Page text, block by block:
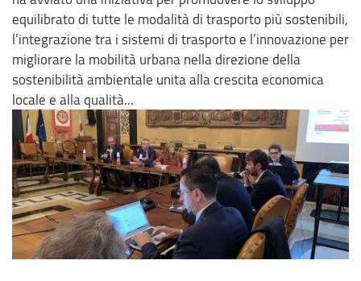
equilibrato di tutte le modalità di trasporto più sostenibili,
l’integrazione tra i sistemi di trasporto e l’innovazione per
migliorare la mobilità urbana nella direzione della
sostenibilità ambientale unita alla crescita economica
locale e alla qualità...